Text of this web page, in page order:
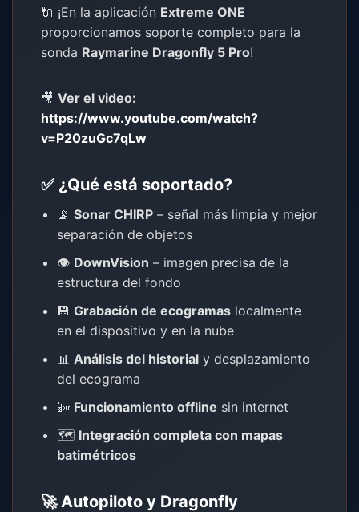
🔌 ¡En la aplicación Extreme ONE
proporcionamos soporte completo para la
sonda Raymarine Dragonfly 5 Pro!
🎥Ver el video:
https://www.youtube.com/watch?
v=P20zuGc7qLw
✅ ¿Qué está soportado?
📡Sonar CHIRP – señal más limpia y mejor
separación de objetos
👁️ DownVision – imagen precisa de la
estructura del fondo
💾Grabación de ecogramas localmente
en el dispositivo y en la nube
📊 Análisis del historial y desplazamiento
del ecograma
📴 Funcionamiento offline sin internet
🗺️ Integración completa con mapas
batimétricos
🚀 Autopiloto y Dragonfly